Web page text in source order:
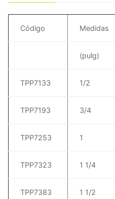
Código Medidas
(pulg)
TPP7133 1/2
TPP7193 3/4
TPP7253 1
TPP7323 1 1/4
TPP7383 1 1/2